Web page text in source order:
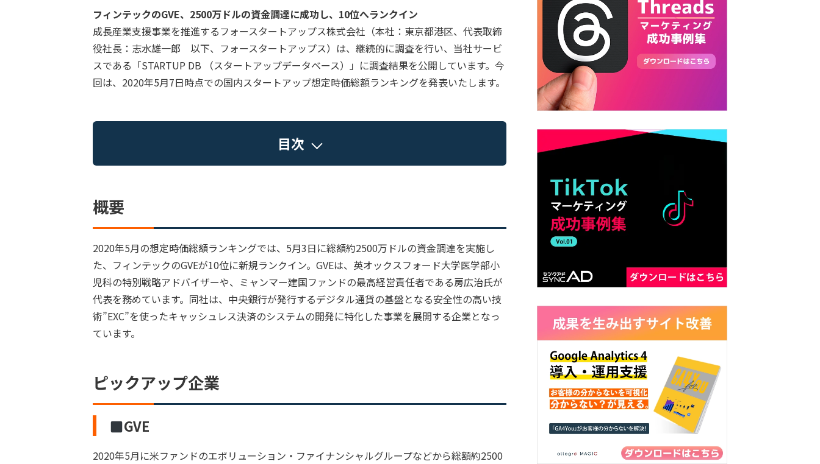
フィンテックのGVE、2500万ドルの資金調達に成功し、10位へランクイン
成長産業支援事業を推進するフォースタートアップス株式会社（本社：東京都港区、代表取締
役社長：志水雄一郎 以下、フォースタートアップス）は、継続的に調査を行い、当社サービ
スである「STARTUP DB （スタートアップデータベース）」に調査結果を公開しています。今
回は、2020年5月7日時点での国内スタートアップ想定時価総額ランキングを発表いたします。
目次
概要
2020年5月の想定時価総額ランキングでは、5月3日に総額約2500万ドルの資金調達を実施し
た、フィンテックのGVEが10位に新規ランクイン。GVEは、英オックスフォード大学医学部小
児科の特別戦略アドバイザーや、ミャンマー建国ファンドの最高経営責任者である房広治氏が
代表を務めています。同社は、中央銀行が発行するデジタル通貨の基盤となる安全性の高い技
術”EXC”を使ったキャッシュレス決済のシステムの開発に特化した事業を展開する企業となっ
ています。
ピックアップ企業
GVE
2020年5月に米ファンドのエボリューション・ファイナンシャルグループなどから総額約2500